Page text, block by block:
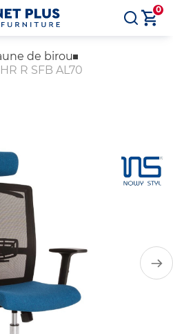
0
de birou
R SFB AL70